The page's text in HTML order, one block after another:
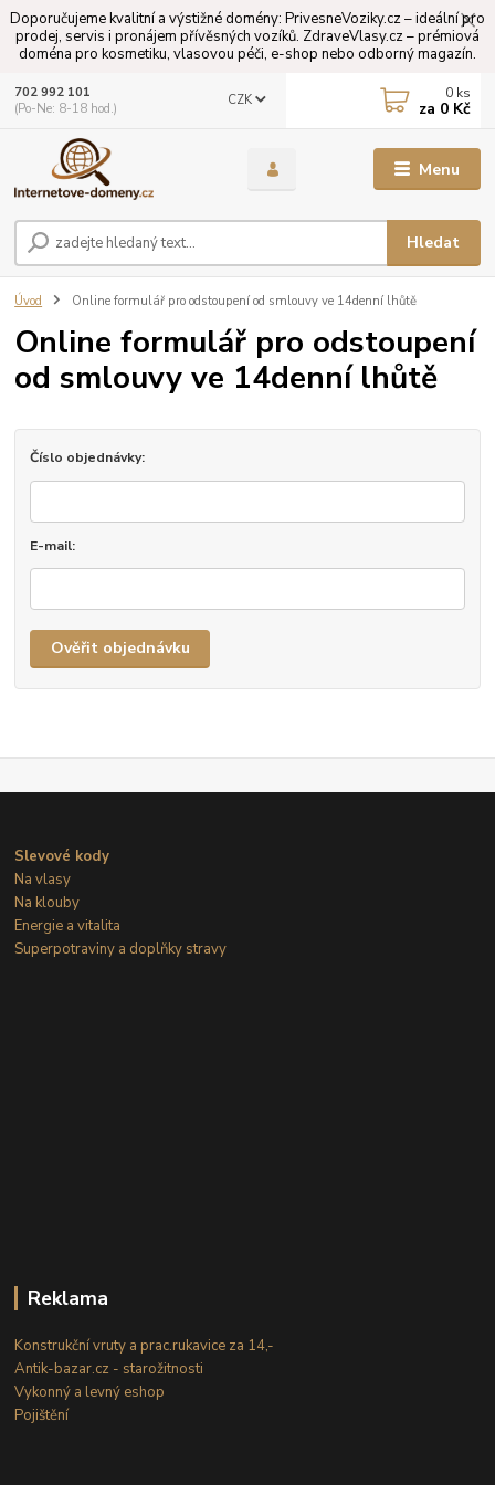
Doporučujeme kvalitní a výstižné domény: PrivesneVoziky.cz – ideální pro
prodej, servis i pronájem přívěsných vozíků. ZdraveVlasy.cz – prémiová
doména pro kosmetiku, vlasovou péči, e-shop nebo odborný magazín.
Menu
CZK
Hledat
702 992 101
(Po-Ne: 8-18 hod.)
0 ks
za 0 Kč
Úvod Online formulář pro odstoupení od smlouvy ve 14denní lhůtě
Online formulář pro odstoupení
od smlouvy ve 14denní lhůtě
Číslo objednávky:
E-mail:
Ověřit objednávku
Slevové kody
Na vlasy
Na klouby
Energie a vitalita
Superpotraviny a doplňky stravy
Reklama
Konstrukční vruty a prac.rukavice za 14,-
Antik-bazar.cz - starožitnosti
Vykonný a levný eshop
Pojištění